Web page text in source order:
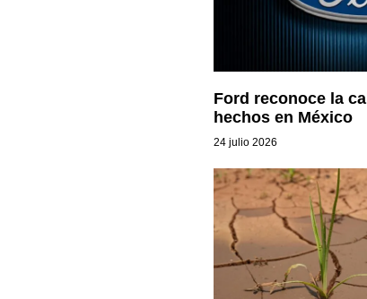
Ford reconoce la
hechos en México
24 julio 2026